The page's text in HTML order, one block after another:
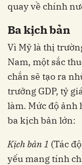
quay về chính
Ba kịch bản
Vì Mỹ là thị
Nam, một sắc
chắn sẽ tạo ra
trưởng GDP, tỷ
làm. Mức độ ảnh
ba kịch bản lớn:
Kịch bản 1 (Tác
yếu mang tính